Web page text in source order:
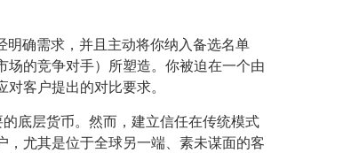
明确需求，并且主动将你纳入备选名单
的竞争对手）所塑造。你被迫在一个由
客户提出的对比要求。
底层货币。然而，建立信任在传统模式
尤其是位于全球另一端、素未谋面的客